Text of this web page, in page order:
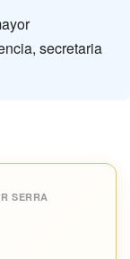
secretaria
SERRA